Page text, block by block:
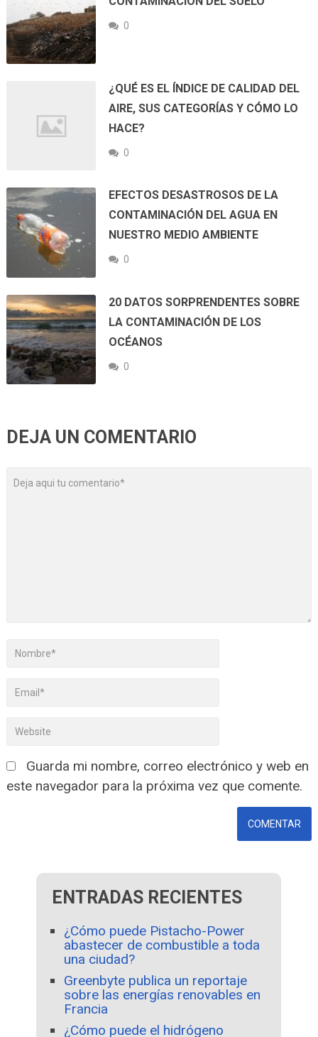
0
¿QUÉ ES EL ÍNDICE DE CALIDAD DEL
AIRE, SUS CATEGORÍAS Y CÓMO LO
HACE?
0
EFECTOS DESASTROSOS DE LA
CONTAMINACIÓN DEL AGUA EN
NUESTRO MEDIO AMBIENTE
0
20 DATOS SORPRENDENTES SOBRE
LA CONTAMINACIÓN DE LOS
OCÉANOS
0
DEJA UN COMENTARIO
Guarda mi nombre, correo electrónico y web en
este navegador para la próxima vez que comente.
ENTRADAS RECIENTES
¿Cómo puede Pistacho-Power
abastecer de combustible a toda
una ciudad?
Greenbyte publica un reportaje
sobre las energías renovables en
Francia
¿Cómo puede el hidrógeno